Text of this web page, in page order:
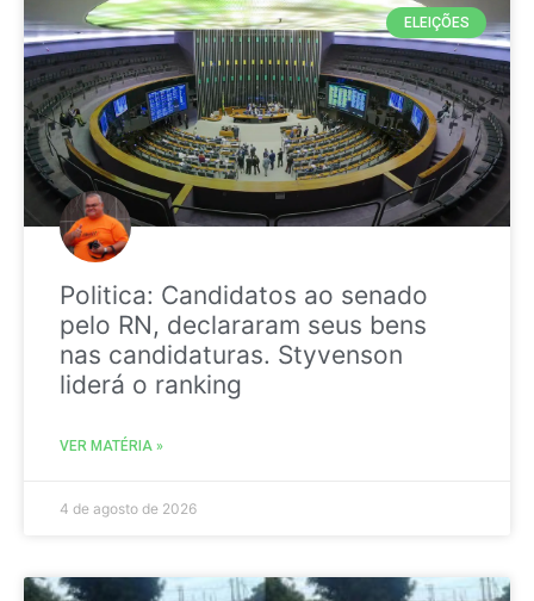
ELEIÇÕES
Politica: Candidatos ao senado
pelo RN, declararam seus bens
nas candidaturas. Styvenson
liderá o ranking
VER MATÉRIA »
4 de agosto de 2026